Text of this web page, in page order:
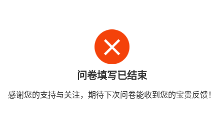
问卷填写已结束
感谢您的支持与关注，期待下次问卷能收到您的宝贵反馈！